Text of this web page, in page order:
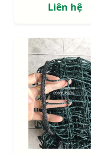
Liên hệ